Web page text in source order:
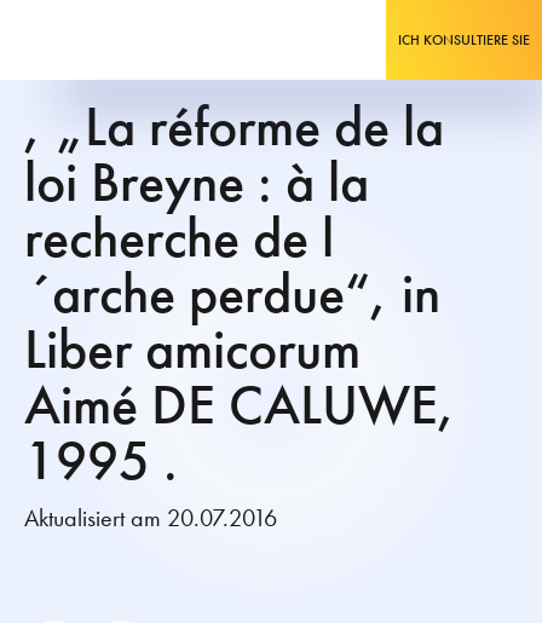
ICH KONSULTIERE SIE
, „La réforme de la
loi Breyne : à la
recherche de l
´arche perdue“, in
Liber amicorum
Aimé DE CALUWE,
1995 .
Aktualisiert am 20.07.2016